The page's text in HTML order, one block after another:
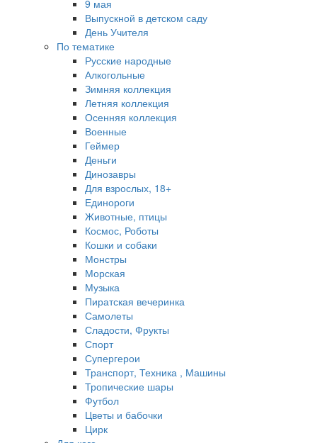
9 мая
Выпускной в детском саду
День Учителя
По тематике
Русские народные
Алкогольные
Зимняя коллекция
Летняя коллекция
Осенняя коллекция
Военные
Геймер
Деньги
Динозавры
Для взрослых, 18+
Единороги
Животные, птицы
Космос, Роботы
Кошки и собаки
Монстры
Морская
Музыка
Пиратская вечеринка
Самолеты
Сладости, Фрукты
Спорт
Супергерои
Транспорт, Техника , Машины
Тропические шары
Футбол
Цветы и бабочки
Цирк